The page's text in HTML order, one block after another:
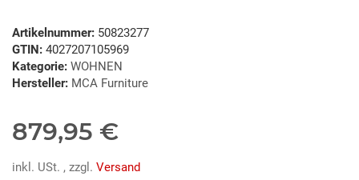
Artikelnummer: 50823277
GTIN: 4027207105969
Kategorie: WOHNEN
Hersteller: MCA Furniture
879,95 €
inkl. USt. , zzgl. Versand